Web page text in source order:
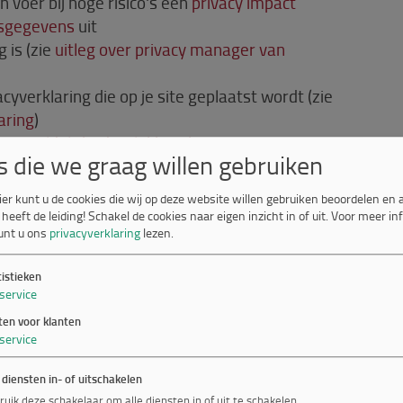
uit
is (zie uitleg over privacy manager van
die op je site geplaatst wordt (zie
)
'Meldplicht datalekken' bij Autoriteit
bekijk danhet 10-stappenplan van
dan is het zinvol om de volgende
die we graag willen gebruiken
kunt u de cookies die wij op deze website willen gebruiken beoordelen en
heeft de leiding! Schakel de cookies naar eigen inzicht in of uit. Voor meer
u ons privacyverklaring lezen.
service
voor klanten
service
in- of uitschakelen